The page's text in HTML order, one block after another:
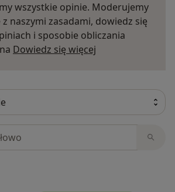
wszystkie opinie. Moderujemy
naszymi zasadami, dowiedz się
i sposobie obliczania
Dowiedz się więcej